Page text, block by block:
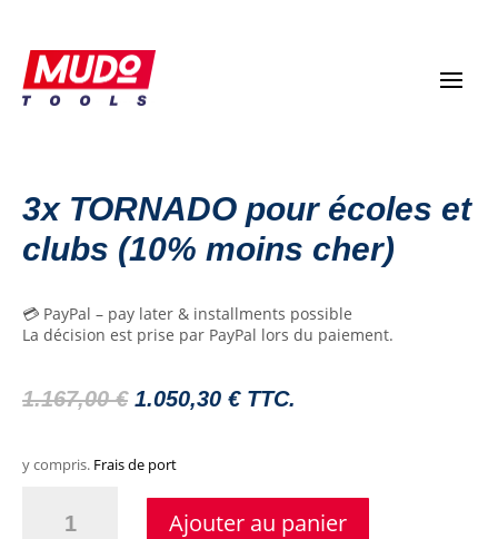
3x TORNADO pour écoles et
clubs (10% moins cher)
💳 PayPal – pay later & installments possible
La décision est prise par PayPal lors du paiement.
1.167,00€ Le
d'origine
était
1.050,30 €Le
est
TTC.
y compris. Frais de port
TORNADO
Ajouter au panier